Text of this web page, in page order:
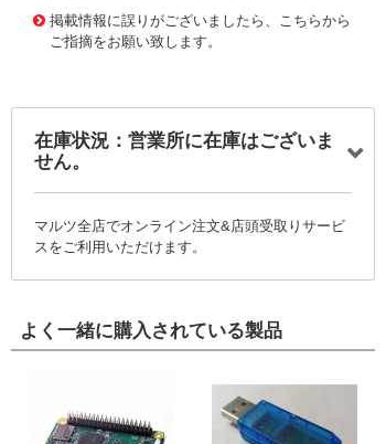
掲載情報に誤りがございましたら、こちらから
ご指摘をお願い致します。
在庫状況：営業所に在庫はございま
せん。
マルツ全店でオンライン注文&店頭受取りサービ
スをご利用いただけます。
よく一緒に購入されている製品